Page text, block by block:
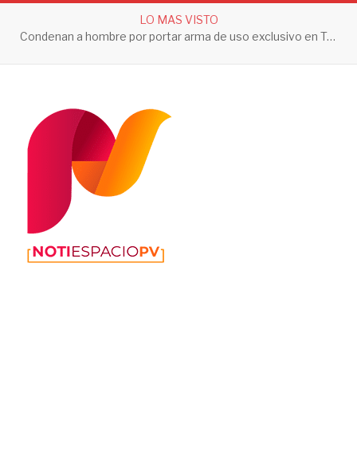
LO MAS VISTO
Condenan a hombre por portar arma de uso exclusivo en Tepic